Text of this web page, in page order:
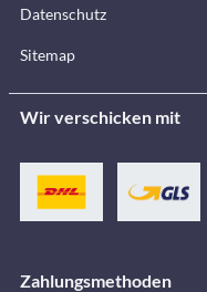
Datenschutz
Sitemap
Wir verschicken mit
Zahlungsmethoden